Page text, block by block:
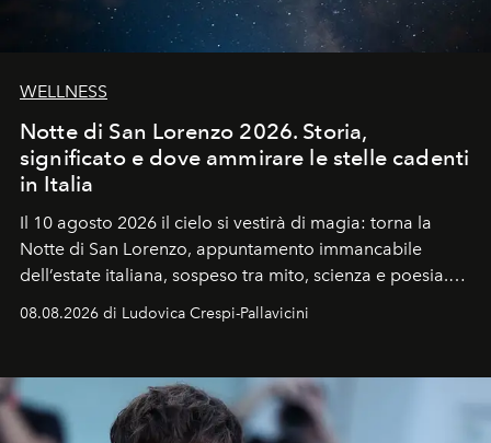
WELLNESS
Notte di San Lorenzo 2026. Storia,
significato e dove ammirare le stelle cadenti
in Italia
Il 10 agosto 2026 il cielo si vestirà di magia: torna la
Notte di San Lorenzo, appuntamento immancabile
dell’estate italiana, sospeso tra mito, scienza e poesia.
Sarà il momento in cui gli occhi si alzano verso la volta
celeste per seguire il passaggio delle
all’universo i desideri più segreti
08.08.2026 di Ludovica Crespi-Pallavicini